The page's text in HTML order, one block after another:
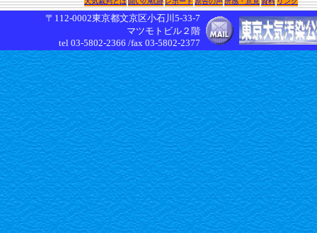
〒112-0002東京都文京区小石川5-33-7
マツモトビル２階
tel 03-5802-2366 /fax 03-5802-2377